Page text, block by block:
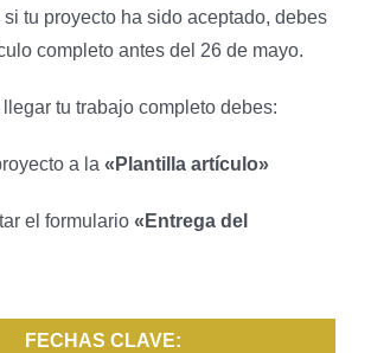
si tu proyecto ha sido aceptado, debes
completo antes del 26 de mayo.
tu trabajo completo debes:
a la «Plantilla artículo»
el formulario «Entrega del
FECHAS CLAVE: